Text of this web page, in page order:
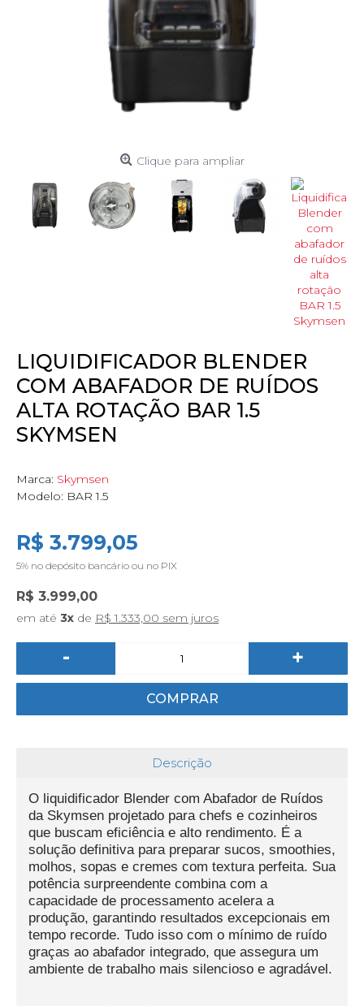
Clique para ampliar
LIQUIDIFICADOR BLENDER
COM ABAFADOR DE RUÍDOS
ALTA ROTAÇÃO BAR 1.5
SKYMSEN
Marca: Skymsen
Modelo: BAR 1.5
R$ 3.799,05
5% no depósito bancário ou no PIX
R$ 3.999,00
em até 3x de R$ 1.333,00 sem juros
- +
COMPRAR
Descrição
O liquidificador Blender com Abafador de Ruídos
da Skymsen projetado para chefs e cozinheiros
que buscam eficiência e alto rendimento. É a
solução definitiva para preparar sucos, smoothies,
molhos, sopas e cremes com textura perfeita. Sua
potência surpreendente combina com a
capacidade de processamento acelera a
produção, garantindo resultados excepcionais em
tempo recorde. Tudo isso com o mínimo de ruído
graças ao abafador integrado, que assegura um
ambiente de trabalho mais silencioso e agradável.